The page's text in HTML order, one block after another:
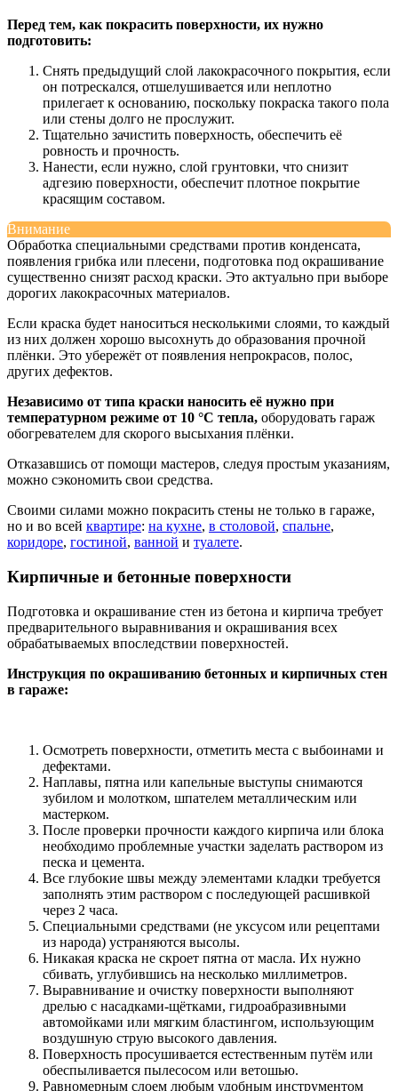
Перед тем, как покрасить поверхности, их нужно
подготовить:
Снять предыдущий слой лакокрасочного покрытия, если
он потрескался, отшелушивается или неплотно
прилегает к основанию, поскольку покраска такого пола
или стены долго не прослужит.
Тщательно зачистить поверхность, обеспечить её
ровность и прочность.
Нанести, если нужно, слой грунтовки, что снизит
адгезию поверхности, обеспечит плотное покрытие
красящим составом.
Внимание
Обработка специальными средствами против конденсата,
появления грибка или плесени, подготовка под окрашивание
существенно снизят расход краски. Это актуально при выборе
дорогих лакокрасочных материалов.
Если краска будет наноситься несколькими слоями, то каждый
из них должен хорошо высохнуть до образования прочной
плёнки. Это убережёт от появления непрокрасов, полос,
других дефектов.
Независимо от типа краски наносить её нужно при
температурном режиме от 10 °С тепла, оборудовать гараж
обогревателем для скорого высыхания плёнки.
Отказавшись от помощи мастеров, следуя простым указаниям,
можно сэкономить свои средства.
Своими силами можно покрасить стены не только в гараже,
но и во всей квартире: на кухне, в столовой, спальне,
коридоре, гостиной, ванной и туалете.
Кирпичные и бетонные поверхности
Подготовка и окрашивание стен из бетона и кирпича требует
предварительного выравнивания и окрашивания всех
обрабатываемых впоследствии поверхностей.
Инструкция по окрашиванию бетонных и кирпичных стен
в гараже:
Осмотреть поверхности, отметить места с выбоинами и
дефектами.
Наплавы, пятна или капельные выступы снимаются
зубилом и молотком, шпателем металлическим или
мастерком.
После проверки прочности каждого кирпича или блока
необходимо проблемные участки заделать раствором из
песка и цемента.
Все глубокие швы между элементами кладки требуется
заполнять этим раствором с последующей расшивкой
через 2 часа.
Специальными средствами (не уксусом или рецептами
из народа) устраняются высолы.
Никакая краска не скроет пятна от масла. Их нужно
сбивать, углубившись на несколько миллиметров.
Выравнивание и очистку поверхности выполняют
дрелью с насадками-щётками, гидроабразивными
автомойками или мягким бластингом, использующим
воздушную струю высокого давления.
Поверхность просушивается естественным путём или
обеспыливается пылесосом или ветошью.
Равномерным слоем любым удобным инструментом